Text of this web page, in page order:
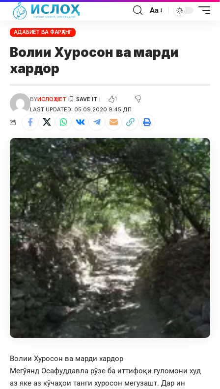
Aa
АДАБИЁТ ВА ФАРҲАНГ
Волии Хуросон ва марди
хардор
LAST UPDATED: 05.09.2020 9:45 ДП
BYИСЛОҲ НЕТ 1
Волии Хуросон ва марди хардор
Мегўянд Осафуддавла рўзе ба иттифоқи ғуломони худ
аз яке аз кўчаҳои танги хуросон мегузашт. Дар ин